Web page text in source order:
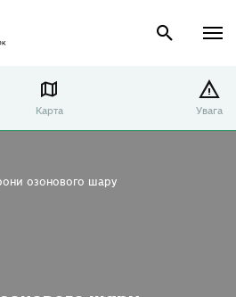
Карта Увага
озонового шару